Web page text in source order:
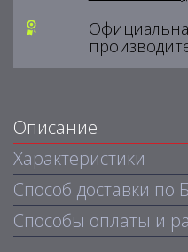
Описание
Характеристики
Способ доставки по
Способы оплаты и